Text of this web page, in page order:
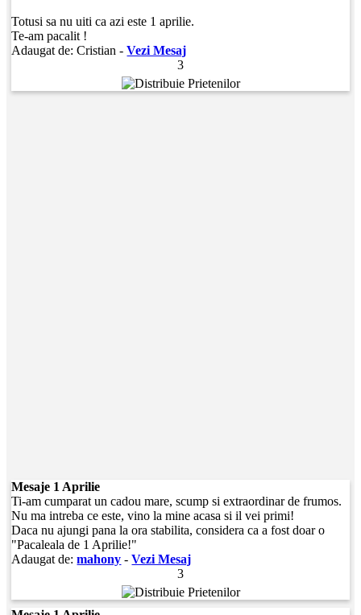
Totusi sa nu uiti ca azi este 1 aprilie.
Te-am pacalit !
Adaugat de:Cristian -Vezi Mesaj
3
Mesaje 1 Aprilie
Ti-am cumparat un cadou mare, scump si extraordinar de frumos.
Nu ma intreba ce este, vino la mine acasa si il vei primi!
Daca nu ajungi pana la ora stabilita, considera ca a fost doar o
"Pacaleala de 1 Aprilie!"
Adaugat de:mahony -Vezi Mesaj
3